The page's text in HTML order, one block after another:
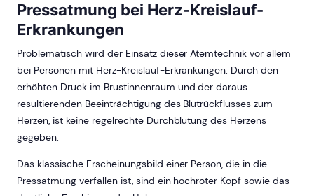
Pressatmung bei Herz-Kreislauf-
Erkrankungen
Problematisch wird der Einsatz dieser Atemtechnik vor allem
bei Personen mit Herz-Kreislauf-Erkrankungen. Durch den
erhöhten Druck im Brustinnenraum und der daraus
resultierenden Beeinträchtigung des Blutrückflusses zum
Herzen, ist keine regelrechte Durchblutung des Herzens
gegeben.
Das klassische Erscheinungsbild einer Person, die in die
Pressatmung verfallen ist, sind ein hochroter Kopf sowie das